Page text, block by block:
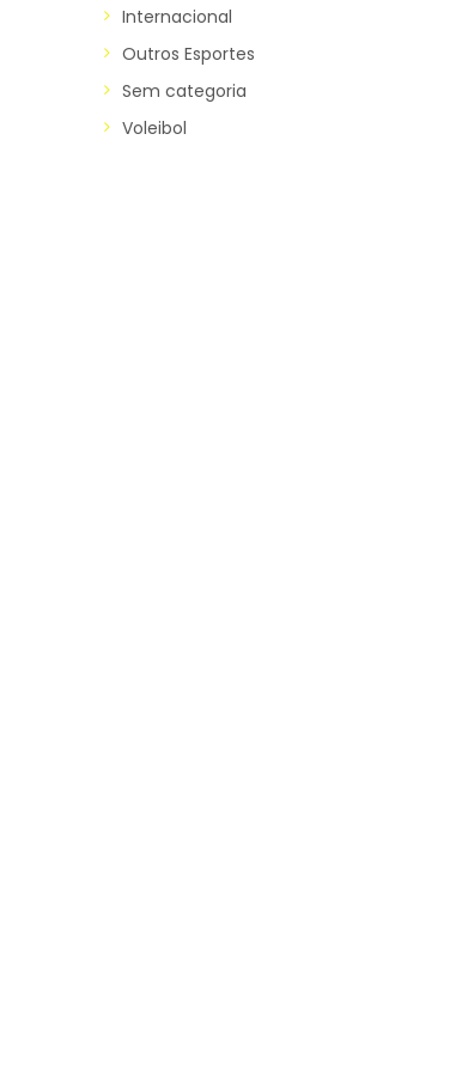
Internacional
Outros Esportes
Sem categoria
Voleibol